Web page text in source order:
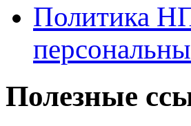
Политика
Полезные